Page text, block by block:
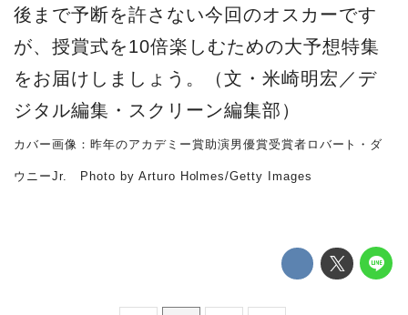
後まで予断を許さない今回のオスカーです
が、授賞式を10倍楽しむための大予想特集
をお届けしましょう。（文・米崎明宏／デ
ジタル編集・スクリーン編集部）
カバー画像：昨年のアカデミー賞助演男優賞受賞者ロバート・ダ
ウニーJr. Photo by Arturo Holmes/Getty Images